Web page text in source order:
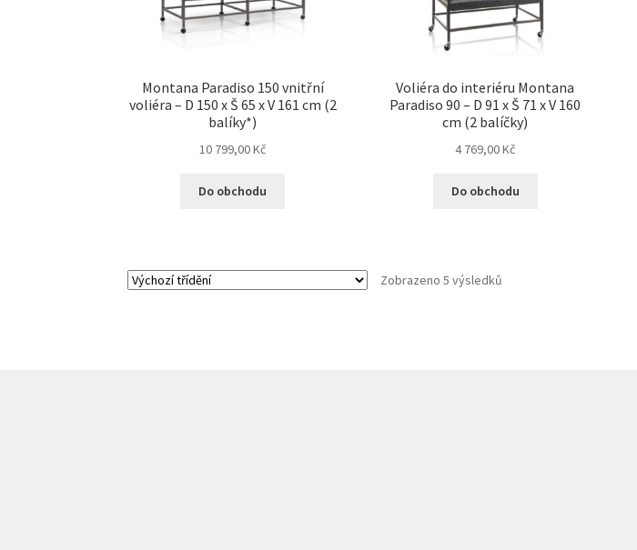
Montana Paradiso 150 vnitřní
voliéra – D 150 x Š 65 x V 161 cm (2
balíky*)
10 799,00Kč
Do obchodu
Voliéra do interiéru Montana
Paradiso 90 – D 91 x Š 71 x V 160
cm (2 balíčky)
4 769,00Kč
Do obchodu
Zobrazeno 5 výsledků